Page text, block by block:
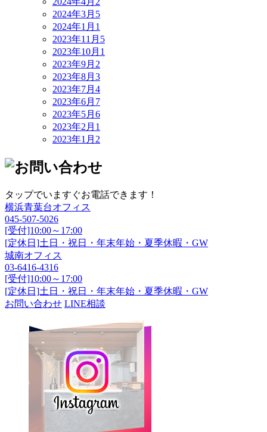
2024年3月 5
2024年1月 1
2023年11月 5
2023年10月 1
2023年9月 2
2023年8月 3
2023年7月 4
2023年6月 7
2023年5月 6
2023年2月 1
2023年1月 2
タップでいますぐお電話できます！
横浜青葉台オフィス
045-507-5026
[受付]10:00～17:00
[定休日]土日・祝日・年末年始・夏季休暇・GW
城南オフィス
03-6416-4316
[受付]10:00～17:00
[定休日]土日・祝日・年末年始・夏季休暇・GW
お問い合わせ LINE相談